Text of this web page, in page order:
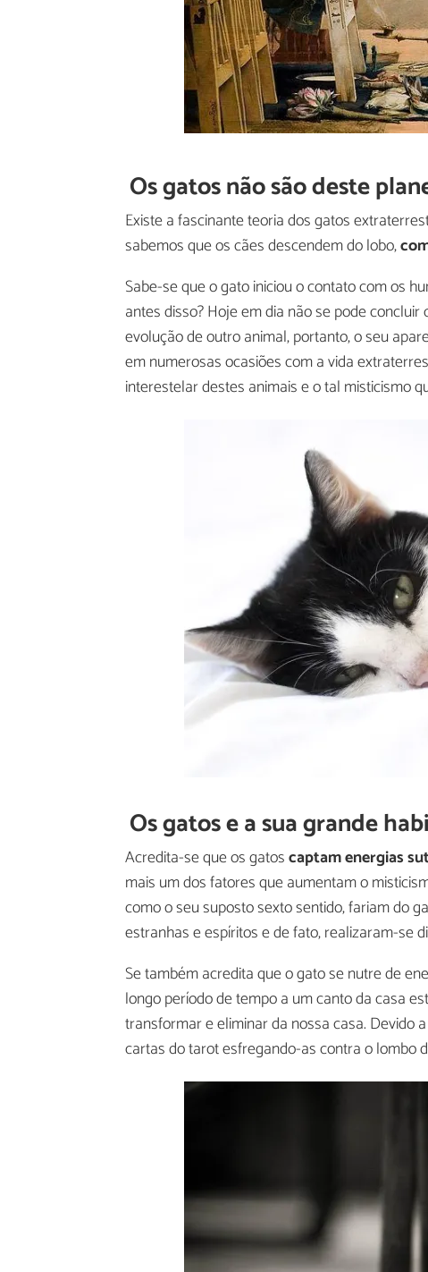
Os gatos não são deste
Existe a fascinante teoria dos gatos
sabemos que os cães descendem do lobo,
Sabe-se que o gato iniciou o contato com os
antes disso? Hoje em dia não se pode
evolução de outro animal, portanto, o seu
em numerosas ocasiões com a vida
interestelar destes animais e o tal misticismo
Os gatos e a sua grande
Acredita-se que os gatoscaptam energias
mais um dos fatores que aumentam o
como o seu suposto sexto sentido, fariam do
estranhas e espíritos e de fato, realizaram-se
Se também acredita que o gato se nutre de
longo período de tempo a um canto da casa
transformar e eliminar da nossa casa. Devido
cartas do tarot esfregando-as contra o lombo